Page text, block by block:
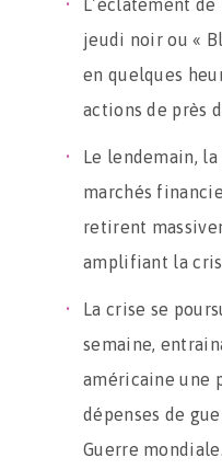
L’éclatement
jeudi noir ou «
en quelques
actions de près
Le lendemain,
marchés
retirent
amplifiant la
La crise se
semaine,
américaine une
dépenses de
Guerre mondiale.